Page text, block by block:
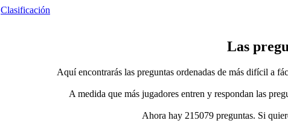
Clasificación
Las
Aquí encontrarás las preguntas ordenadas de más difícil a
A medida que más jugadores entren y respondan las
Ahora hay 215079 preguntas. Si